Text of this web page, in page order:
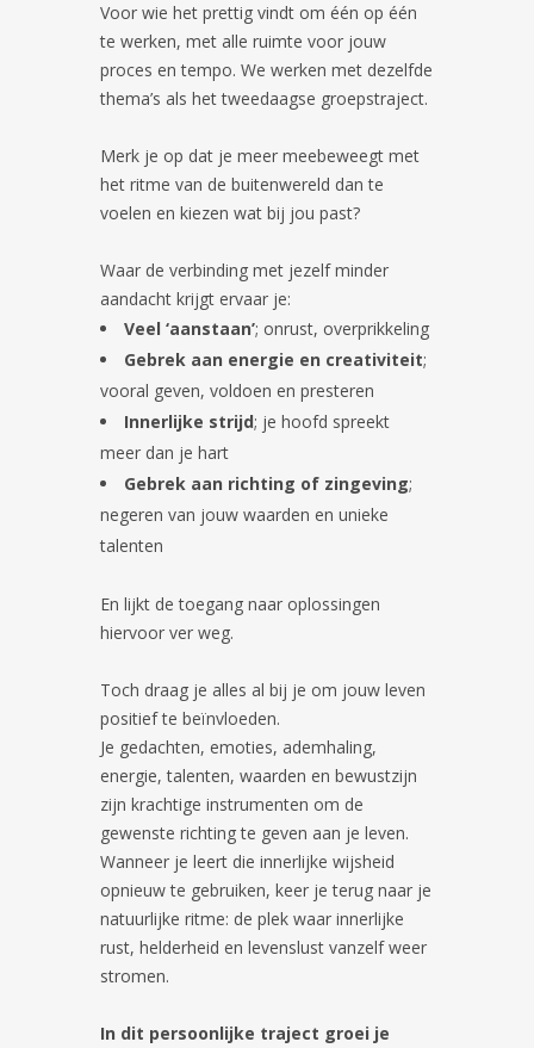
Voor wie het prettig vindt om één op één
te werken, met alle ruimte voor jouw
proces en tempo. We werken met dezelfde
thema’s als het tweedaagse groepstraject.
Merk je op dat je meer meebeweegt met
het ritme van de buitenwereld dan te
voelen en kiezen wat bij jou past?
Waar de verbinding met jezelf minder
aandacht krijgt ervaar je:
Veel ‘aanstaan’; onrust, overprikkeling
Gebrek aan energie en creativiteit;
vooral geven, voldoen en presteren
Innerlijke strijd; je hoofd spreekt
meer dan je hart
Gebrek aan richting of zingeving;
negeren van jouw waarden en unieke
talenten
En lijkt de toegang naar oplossingen
hiervoor ver weg.
Toch draag je alles al bij je om jouw leven
positief te beïnvloeden.
Je gedachten, emoties, ademhaling,
energie, talenten, waarden en bewustzijn
zijn krachtige instrumenten om de
gewenste richting te geven aan je leven.
Wanneer je leert die innerlijke wijsheid
opnieuw te gebruiken, keer je terug naar je
natuurlijke ritme: de plek waar innerlijke
rust, helderheid en levenslust vanzelf weer
stromen.
In dit persoonlijke traject groei je